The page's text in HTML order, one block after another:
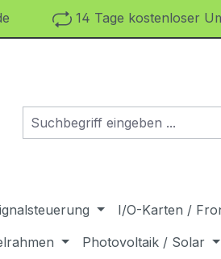
14 Tage kostenloser
I/O-Karten /
Photovoltaik / Solar